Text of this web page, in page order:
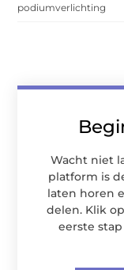
podiumverlichting
Wacht niet
platform is
laten horen
delen. Klik
eerste